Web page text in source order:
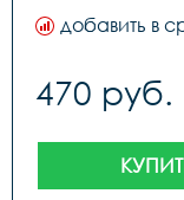
добавить в
470 руб.